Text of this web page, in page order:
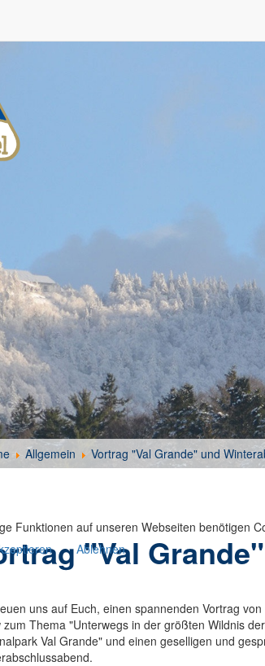
Allgemein Vortrag "Val Grande" und
"Val
uns auf Euch, einen spannenden Vortrag
zum Thema "Unterwegs in der größten Wildnis
Val Grande" und einen geselligen und
Funktionen auf unseren Webseiten benötigen
Ablehnen